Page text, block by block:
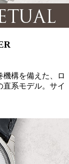
構を備えた、ロ
系モデル。サイ